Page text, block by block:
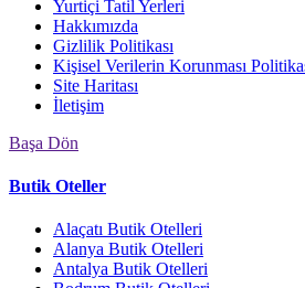
Yurtiçi Tatil Yerleri
Hakkımızda
Gizlilik Politikası
Kişisel Verilerin Korunması
Site Haritası
İletişim
Başa Dön
Butik Oteller
Alaçatı Butik Otelleri
Alanya Butik Otelleri
Antalya Butik Otelleri